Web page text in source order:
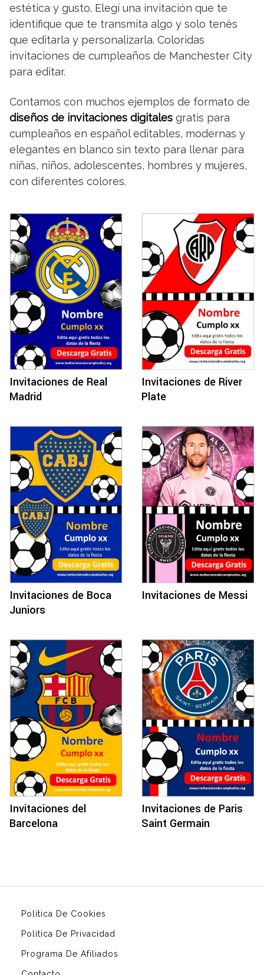
estética y gusto. Elegí una invitación que te
identifique que te transmita algo y solo tenés
que editarla y personalizarla. Coloridas
invitaciones de cumpleaños de Manchester City
para editar.
Contamos con muchos ejemplos de formato de
diseños de invitaciones digitales gratis para
cumpleaños en español editables, modernas y
elegantes en blanco sin texto para llenar para
niñas, niños, adolescentes, hombres y mujeres,
con diferentes colores.
Invitaciones de Real
Madrid
Invitaciones de River
Plate
Invitaciones de Boca
Juniors
Invitaciones de Messi
Invitaciones del
Barcelona
Invitaciones de Paris
Saint Germain
Política De Cookies
Política De Privacidad
Programa De Afiliados